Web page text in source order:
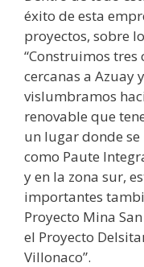
éxito de esta
proyectos, sobre
“Construimos
cercanas a Azuay
vislumbramos
renovable que
un lugar donde
como Paute
y en la zona sur,
importantes
Proyecto Mina
el Proyecto
Villonaco”.